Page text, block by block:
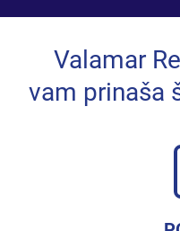
Valamar
vam prinaša